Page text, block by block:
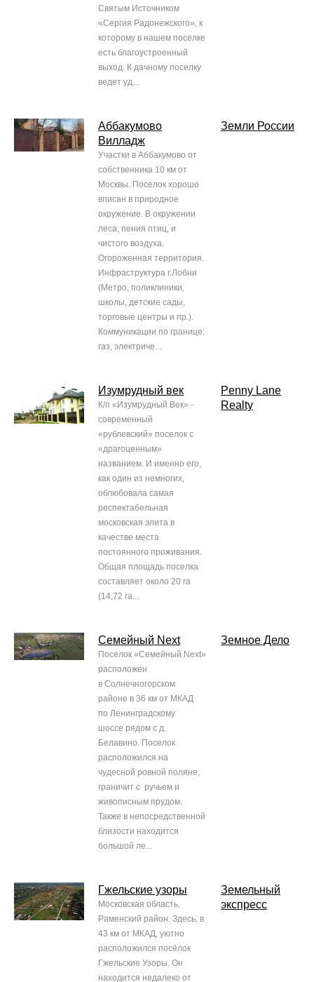
Святым Источником
«Сергия Радонежского», к
которому в нашем поселке
есть благоустроенный
выход. К дачному поселку
ведет уд...
Аббакумово
Вилладж
Участки в Аббакумово от
собственника 10 км от
Москвы. Поселок хорошо
вписан в природное
окружение. В окружении
леса, пения птиц, и
чистого воздуха.
Огороженная территория.
Инфраструктура г.Лобни
(Метро, поликлиники,
школы, детские сады,
торговые центры и пр.).
Коммуникации по границе:
газ, электриче...
Земли России
Изумрудный век
К/п «Изумрудный Век» -
современный
«рублевский» поселок с
«драгоценным»
названием. И именно его,
как один из немногих,
облюбовала самая
респектабельная
московская элита в
качестве места
постоянного проживания.
Общая площадь поселка
составляет около 20 га
(14,72 га...
Penny Lane
Realty
Семейный Next
Поселок «Семейный Next»
расположен
в Солнечногорском
районе в 36 км от МКАД
по Ленинградскому
шоссе рядом с д.
Белавино. Поселок
расположился на
чудесной ровной поляне,
граничит с ручьем и
живописным прудом.
Также в непосредственной
близости находится
большой ле...
Земное Дело
Гжельские узоры
Московская область,
Раменский район. Здесь, в
43 км от МКАД, уютно
расположился посёлок
Гжельские Узоры. Он
находится недалеко от
Земельный
экспресс